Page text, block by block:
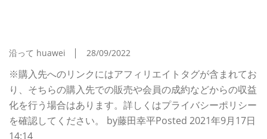
沿って huawei 28/09/2022
※購入先へのリンクにはアフィリエイトタグが含まれてお
り、そちらの購入先での販売や会員の成約などからの収益
化を行う場合はあります。詳しくはプライバシーポリシー
を確認してください。 by藤田幸平Posted 2021年9月17日
14:14